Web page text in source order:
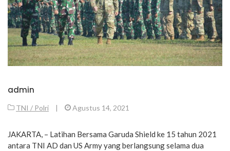
admin
TNI / Polri | Agustus 14, 2021
JAKARTA, – Latihan Bersama Garuda Shield ke 15 tahun 2021
antara TNI AD dan US Army yang berlangsung selama dua